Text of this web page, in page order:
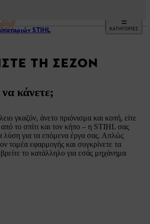
ΚΑΤΗΓΟΡΙΕΣ
STIHL
ΤΗ ΣΕΖΌΝ
κάνετε;
γκαζόν, άνετο πριόνισμα και κοπή, είτε
το σπίτι και τον κήπο – η STIHL σας
λύση για τα επόμενα έργα σας. Απλώς
τομέα εφαρμογής και συγκρίνετε τα
το κατάλληλο για εσάς μηχάνημα